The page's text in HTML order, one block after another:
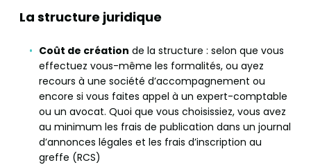
La structure juridique
Coût de création de la structure : selon que vous
effectuez vous-même les formalités, ou ayez
recours à une société d’accompagnement ou
encore si vous faites appel à un expert-comptable
ou un avocat. Quoi que vous choisissiez, vous avez
au minimum les frais de publication dans un journal
d’annonces légales et les frais d’inscription au
greffe (RCS)